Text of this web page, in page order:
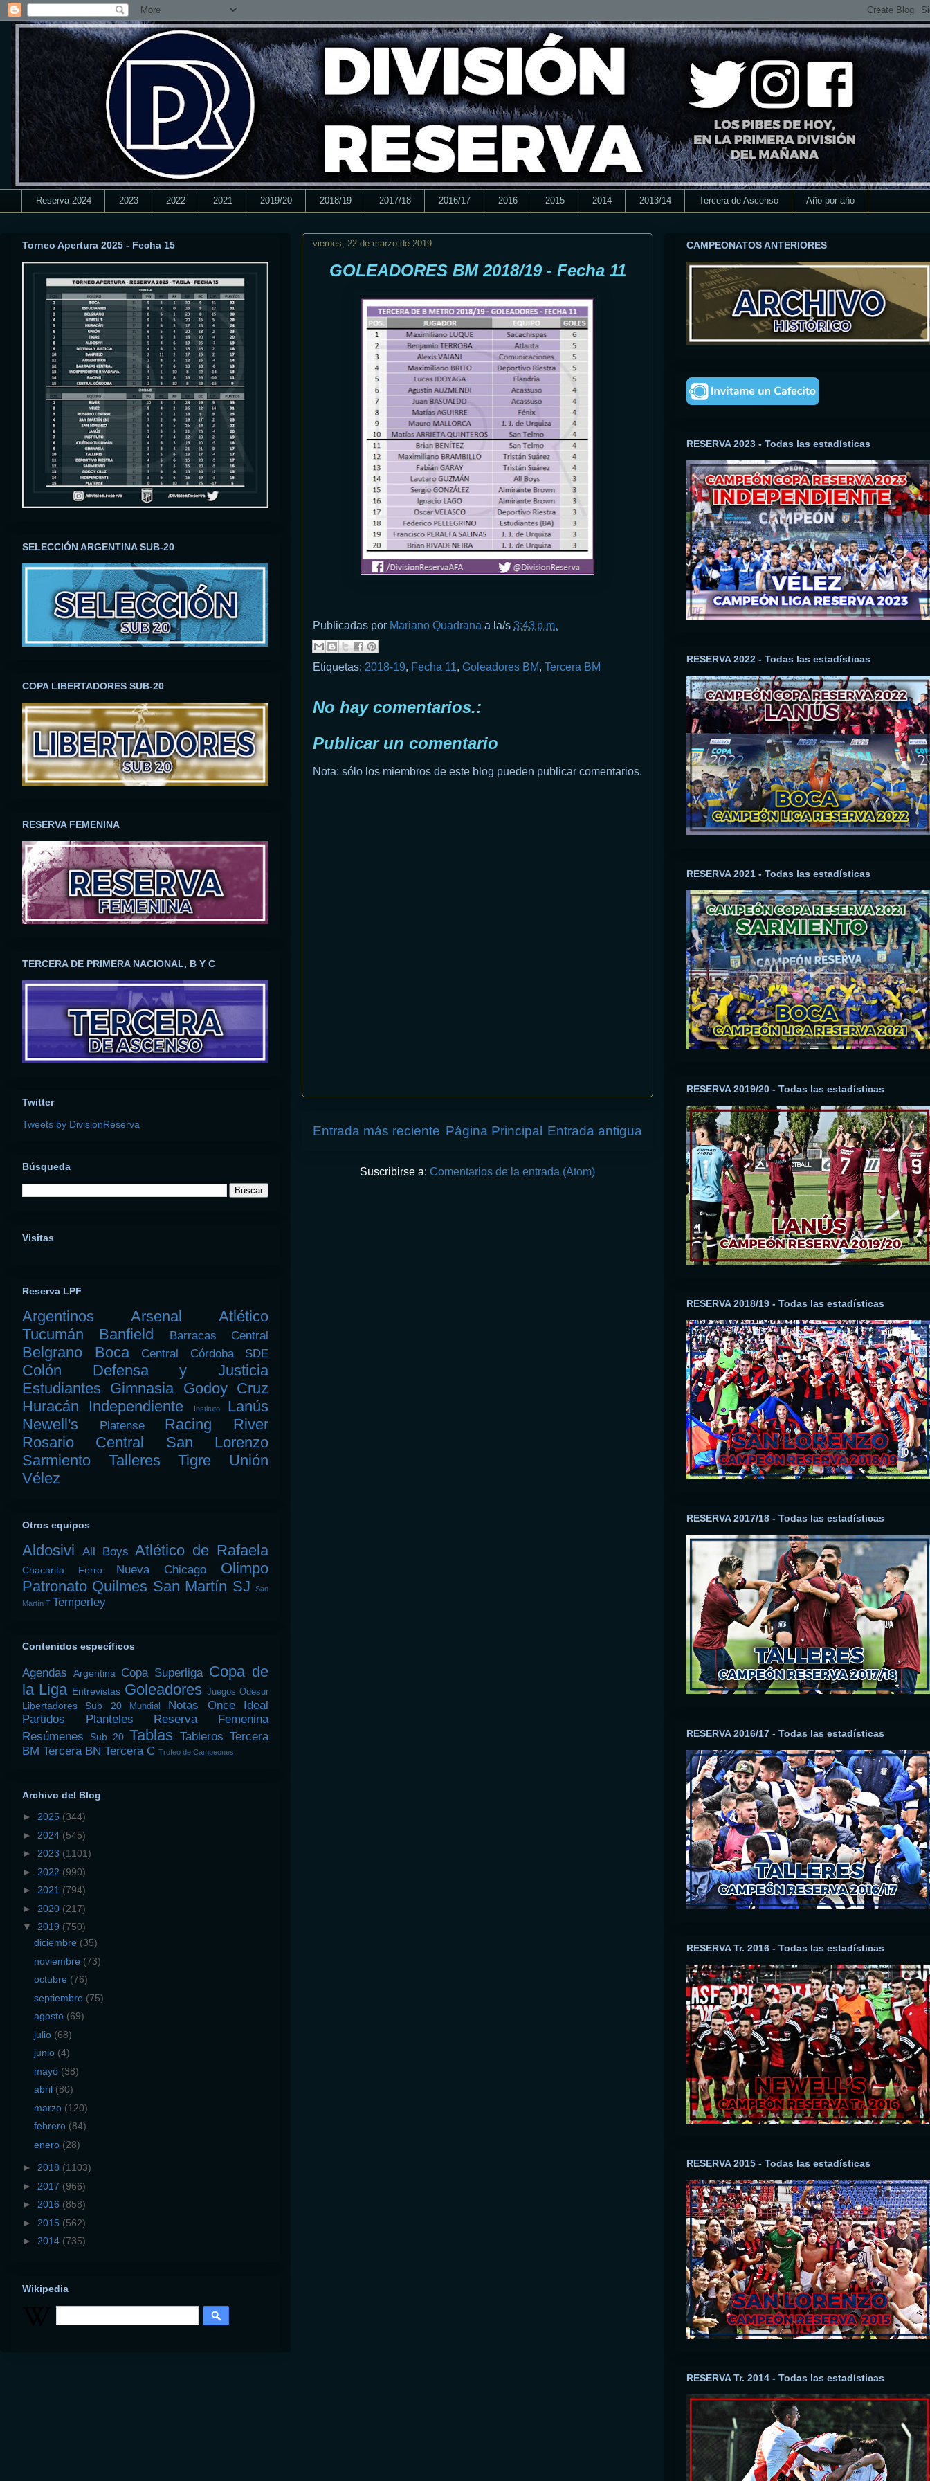
Reserva 2024 2023 2022 2021 2019/20 2018/19 2017/18 2016/17 2016 2015 2014 2013/14 Tercera de Ascenso Año por año
viernes, 22 de marzo de 2019
GOLEADORES BM 2018/19 - Fecha 11
Publicadas por Mariano Quadrana a la/s 3:43 p.m.
Etiquetas: 2018-19, Fecha 11, Goleadores BM, Tercera BM
No hay comentarios.:
Publicar un comentario
Nota: sólo los miembros de este blog pueden publicar comentarios.
Entrada más reciente Entrada antigua
Página Principal
Suscribirse a: Comentarios de la entrada (Atom)
Torneo Apertura 2025 - Fecha 15
SELECCIÓN ARGENTINA SUB-20
COPA LIBERTADORES SUB-20
RESERVA FEMENINA
TERCERA DE PRIMERA NACIONAL, B Y C
Twitter
Tweets by DivisionReserva
Búsqueda
Visitas
Reserva LPF
Argentinos Arsenal
Atlético
Tucumán
Banfield Barracas Central
Belgrano Boca Central Córdoba SDE
Colón
Defensa y Justicia
Estudiantes Gimnasia Godoy Cruz
Huracán
Independiente Instituto
Lanús
Newell's
Platense Racing
River
Rosario Central
San Lorenzo
Sarmiento
Talleres Tigre
Unión
Vélez
Otros equipos
Aldosivi All Boys Atlético de Rafaela
Chacarita Ferro Nueva Chicago
Olimpo
Patronato Quilmes San Martín SJ
San
Martín T Temperley
Contenidos específicos
Agendas Argentina Copa Superliga Copa de
la Liga Entrevistas Goleadores Juegos Odesur
Libertadores Sub 20 Mundial Notas
Once Ideal
Partidos
Planteles
Reserva Femenina
Resúmenes
Sub 20 Tablas Tableros Tercera
BM Tercera BN Tercera C Trofeo de Campeones
Archivo del Blog
► 2025 (344)
► 2024 (545)
► 2023 (1101)
► 2022 (990)
► 2021 (794)
► 2020 (217)
▼ 2019 (750)
diciembre (35)
noviembre (73)
octubre (76)
septiembre (75)
agosto (69)
julio (68)
junio (4)
mayo (38)
abril (80)
marzo (120)
febrero (84)
enero (28)
► 2018 (1103)
► 2017 (966)
► 2016 (858)
► 2015 (562)
► 2014 (735)
Wikipedia
CAMPEONATOS ANTERIORES
RESERVA 2023 - Todas las estadísticas
RESERVA 2022 - Todas las estadísticas
RESERVA 2021 - Todas las estadísticas
RESERVA 2019/20 - Todas las estadísticas
RESERVA 2018/19 - Todas las estadísticas
RESERVA 2017/18 - Todas las estadísticas
RESERVA 2016/17 - Todas las estadísticas
RESERVA Tr. 2016 - Todas las estadísticas
RESERVA 2015 - Todas las estadísticas
RESERVA Tr. 2014 - Todas las estadísticas